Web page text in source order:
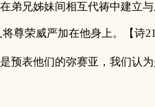
兄姊妹间相互代祷中建立与
荣威严加在他身上。【诗
表他们的弥赛亚，我们认为